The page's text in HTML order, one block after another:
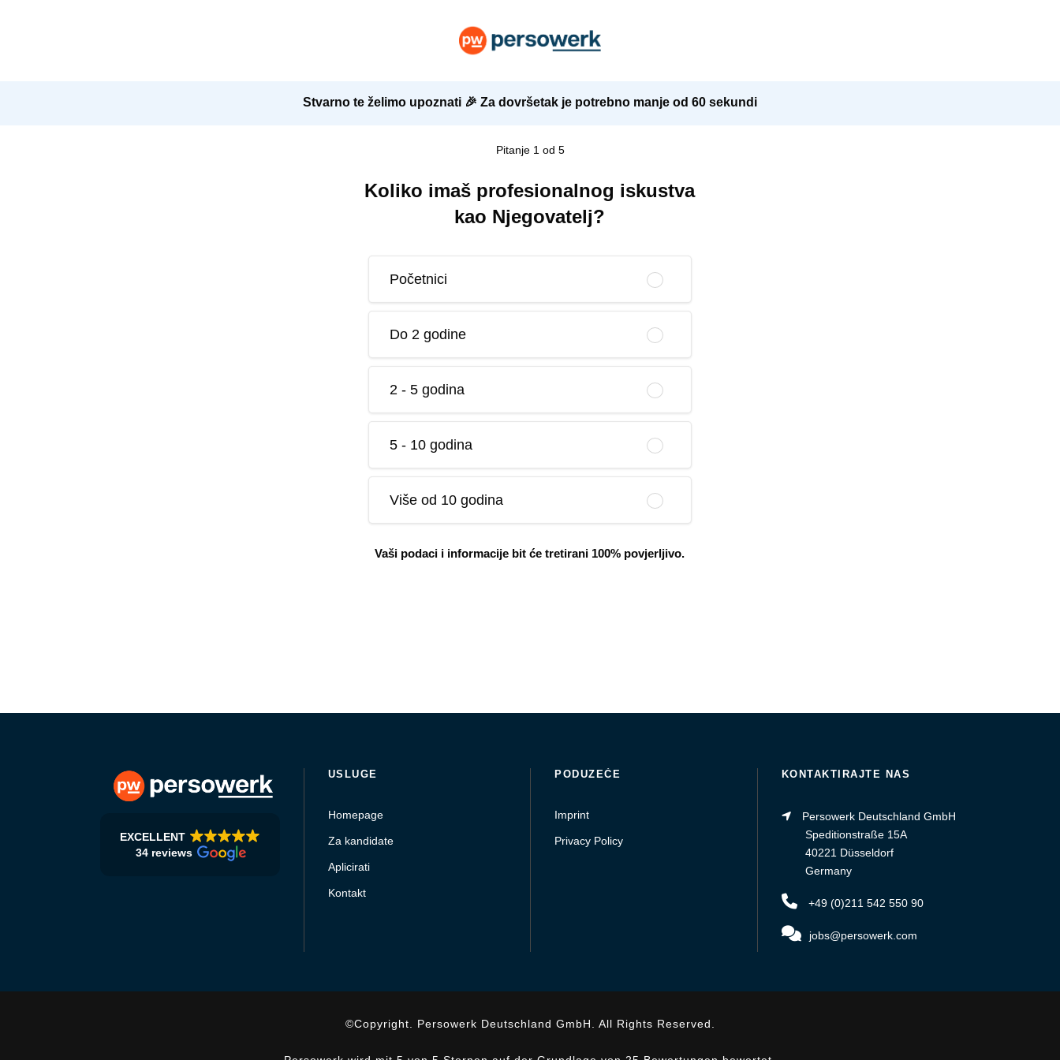
Stvarno te želimo upoznati 🎉 Za dovršetak je potrebno manje od 60 sekundi
Pitanje 1 od 5
Koliko imaš profesionalnog iskustva
kao Njegovatelj?
Početnici
Do 2 godine
2 - 5 godina
5 - 10 godina
Više od 10 godina
Vaši podaci i informacije bit će tretirani 100% povjerljivo.
EXCELLENT
34 reviews
USLUGE
Homepage
Za kandidate
Aplicirati
Kontakt
PODUZEĆE
Imprint
Privacy Policy
KONTAKTIRAJTE NAS
Persowerk Deutschland GmbH
Speditionstraße 15A
40221 Düsseldorf
Germany
+49 (0)211 542 550 90
jobs@persowerk.com
©Copyright. Persowerk Deutschland GmbH. All Rights Reserved.